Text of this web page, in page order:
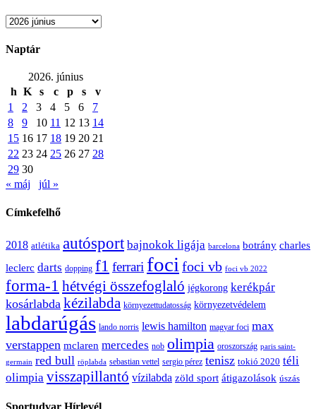
Archívum
Naptár
2026. június
h K s c p s
v
1
2 3 4 5 6
7
8
9 10 11 12 13 14
15 16 17 18 19 20 21
22 23 24 25 26 27 28
29 30
« máj
júl »
Címkefelhő
2018 atlétika autósport bajnokok ligája barcelona botrány charles
leclerc darts dopping f1 ferrari foci foci vb foci vb 2022
forma-1 hétvégi összefoglaló jégkorong kerékpár
kosárlabda kézilabda környezettudatosság környezetvédelem
labdarúgás lando norris lewis hamilton magyar foci max
verstappen mclaren mercedes nob olimpia oroszország paris saint-
germain red bull röplabda sebastian vettel sergio pérez tenisz tokió 2020 téli
olimpia visszapillantó vízilabda zöld sport átigazolások úszás